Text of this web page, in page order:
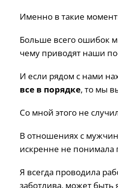
Именно в такие
Больше всего ошибок
чему приводят наши
И если рядом с нами
все в порядке, то мы
Со мной этого не
В отношениях с
искренне не понимала
Я всегда проводила
заботлива, может быть